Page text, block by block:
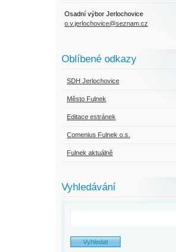
Osadní výbor Jerlochovice
o.v.jerlochovice@seznam.cz
Oblíbené odkazy
SDH Jerlochovice
Město Fulnek
Editace estránek
Comenius Fulnek o.s.
Fulnek aktuálně
Vyhledávání